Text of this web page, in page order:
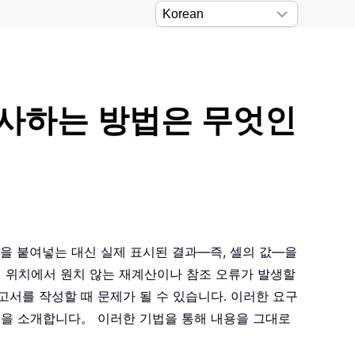
하는 방법은 무엇인
붙여넣는 대신 실제 표시된 결과—즉, 셀의 값—을
치에서 원치 않는 재계산이나 참조 오류가 발생할
를 작성할 때 문제가 될 수 있습니다. 이러한 요구
소개합니다。 이러한 기법을 통해 내용을 그대로